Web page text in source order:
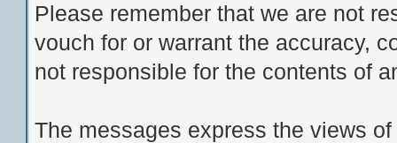
Please remember that we are not
vouch for or warrant the accuracy,
not responsible for the contents of
The messages express the views